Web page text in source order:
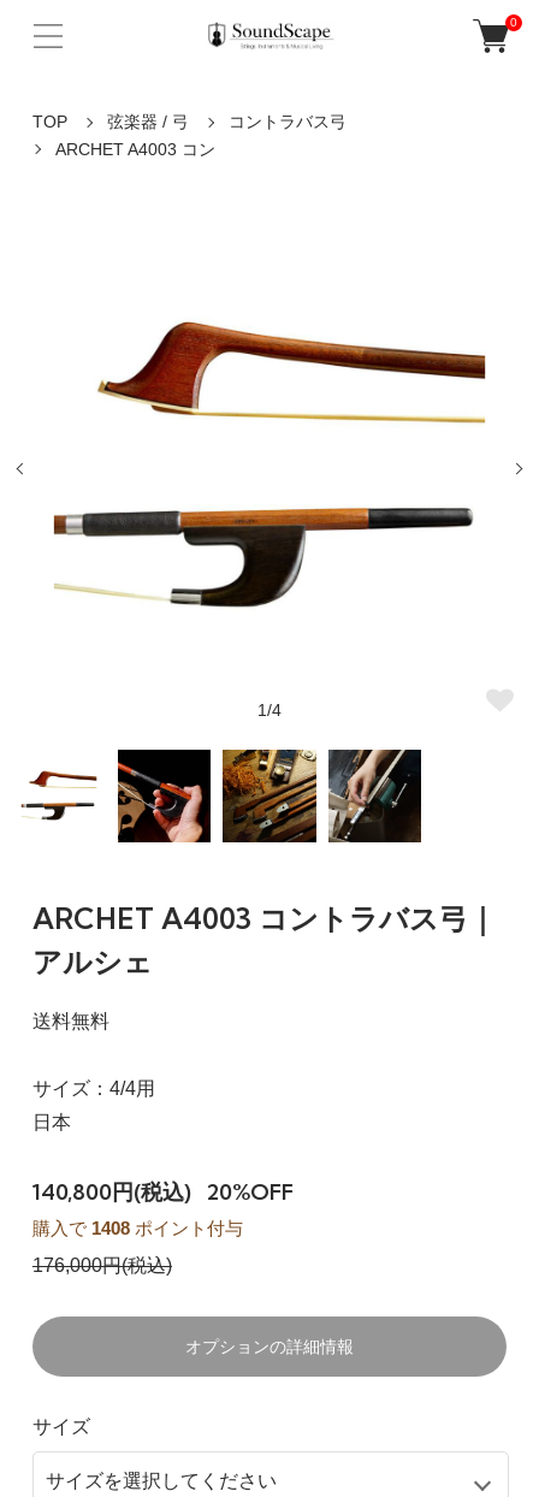
0
TOP 弦楽器 / 弓
コントラバス弓
ARCHET A4003 コン
1/4
ARCHET A4003 コントラバス弓｜
アルシェ
送料無料
サイズ：4/4用
日本
140,800円(税込) 20%OFF
購入で 1408ポイント付与
176,000円(税込)
オプションの詳細情報
サイズ